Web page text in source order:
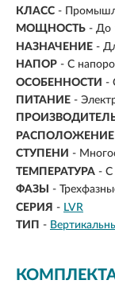
КЛАСС -
МОЩНОСТЬ - До
НАЗНАЧЕНИЕ -
НАПОР - С
ОСОБЕННОСТИ -
ПИТАНИЕ -
РАСПОЛОЖЕНИЕ
СТУПЕНИ -
ТЕМПЕРАТУРА - С
ФАЗЫ
-
СЕРИЯ - LVR
ТИП -